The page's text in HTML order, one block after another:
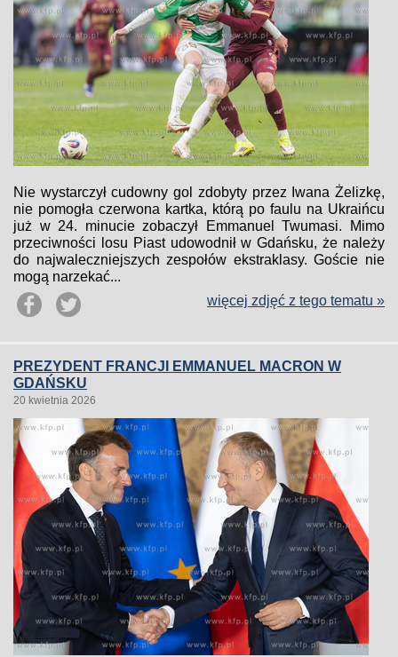
Nie wystarczył cudowny gol zdobyty przez Iwana Żelizkę,
nie pomogła czerwona kartka, którą po faulu na Ukraińcu
już w 24. minucie zobaczył Emmanuel Twumasi. Mimo
przeciwności losu Piast udowodnił w Gdańsku, że należy
do najwaleczniejszych zespołów ekstraklasy. Goście nie
mogą narzekać...
więcej zdjęć z tego tematu »
PREZYDENT FRANCJI EMMANUEL MACRON W
GDAŃSKU
20 kwietnia 2026